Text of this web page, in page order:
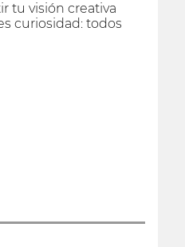
tu visión creativa
curiosidad: todos